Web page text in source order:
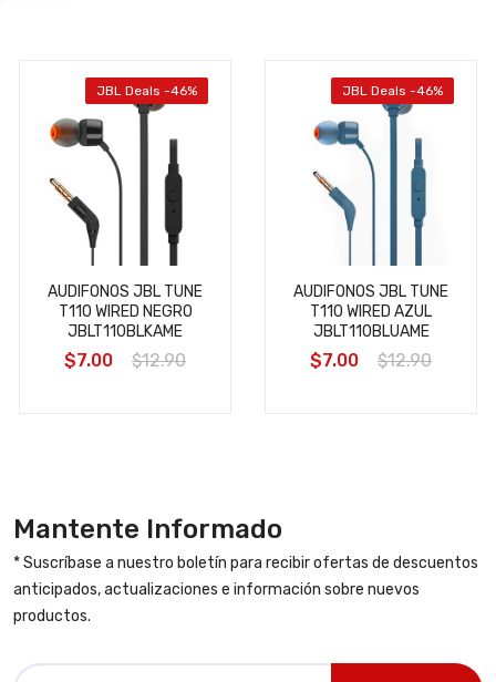
JBL Deals -46%
AUDIFONOS JBL TUNE
T110 WIRED NEGRO
JBLT110BLKAME
$7.00 $12.90
JBL Deals -46%
AUDIFONOS JBL TUNE
T110 WIRED AZUL
JBLT110BLUAME
$7.00 $12.90
Mantente Informado
* Suscríbase a nuestro boletín para recibir ofertas de descuentos
anticipados, actualizaciones e información sobre nuevos
productos.